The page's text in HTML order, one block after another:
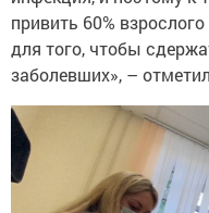
привить 60%
для того, чтобы
заболевших», –